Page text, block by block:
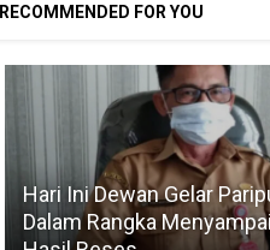
RECOMMENDED FOR YOU
Hari Ini Dewan Gelar
Dalam Rangka